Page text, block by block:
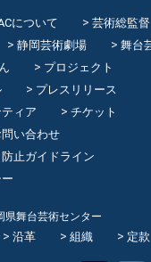
について
芸術総監督
静岡芸術劇場
舞台
プロジェクト
プレスリリース
ィア
チケット
い合わせ
止ガイドライン
県舞台芸術センター
沿革 組織 定款